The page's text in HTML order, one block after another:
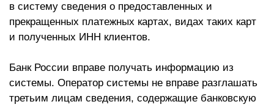
в систему сведения о предоставленных и
прекращенных платежных картах, видах таких карт
и полученных ИНН клиентов.
Банк России вправе получать информацию из
системы. Оператор системы не вправе разглашать
третьим лицам сведения, содержащие банковскую